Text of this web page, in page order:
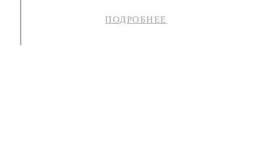
ПОДРОБНЕЕ